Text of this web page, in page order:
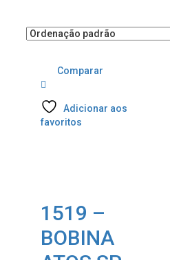
Comparar
Adicionar aos
favoritos
1519 –
BOBINA